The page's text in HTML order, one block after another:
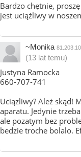
Bardzo chętnie,
jest uciążliwy w
~Monika
(13 lat temu)
Justyna Ramocka
660-707-741
Uciązliwy? Ależ skąd!
aparatu. Jedynie
ale pozatym bez
bedzie troche bolalo.